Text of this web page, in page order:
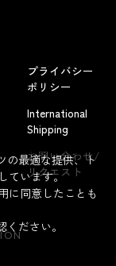
くあるお問い合わせ
プライバシー
ポリシー
International
Shipping
お問い合わせ/
リクエスト
の最適な提供、ト
ています。
に同意したことも
ください。